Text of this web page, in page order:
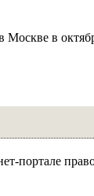
в
портале